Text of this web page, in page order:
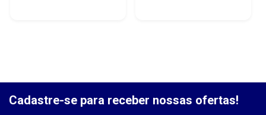
Cadastre-se para receber nossas ofertas!